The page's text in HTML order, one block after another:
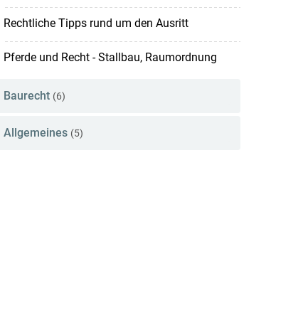
Rechtliche Tipps rund um den Ausritt
Pferde und Recht - Stallbau, Raumordnung
Baurecht (6)
Allgemeines (5)